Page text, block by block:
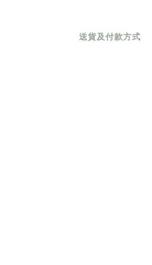
送貨及付款方式